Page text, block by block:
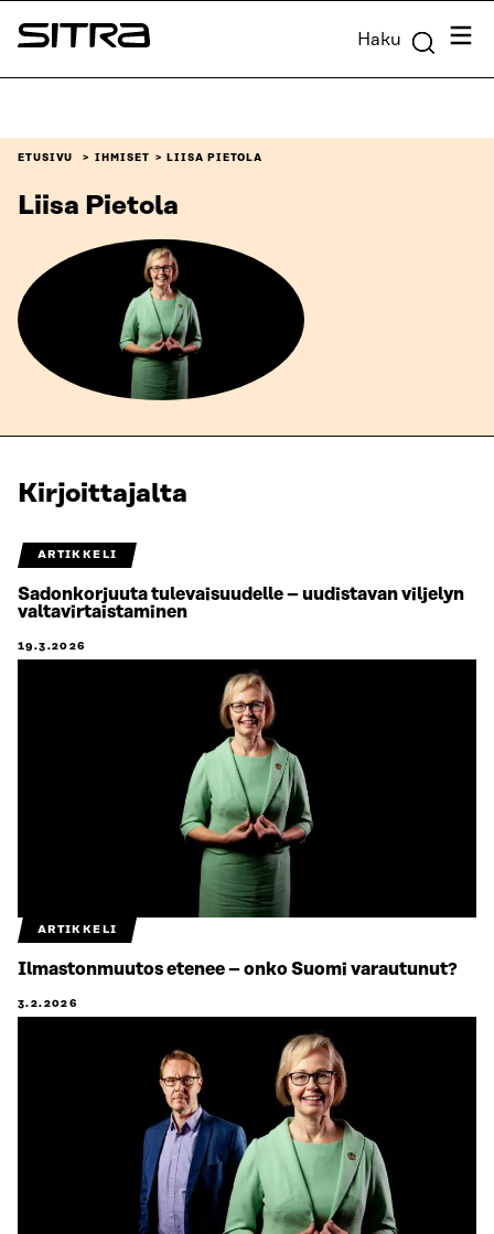
Siirry
suoraan
Sitra Haku
ETUSIVU IHMISET LIISA PIETOLA
Liisa Pietola
Kirjoittajalta
ARTIKKELI
Sadonkorjuuta tulevaisuudelle – uudistavan viljelyn
valtavirtaistaminen
19.3.2026
ARTIKKELI
Ilmastonmuutos etenee – onko Suomi varautunut?
3.2.2026